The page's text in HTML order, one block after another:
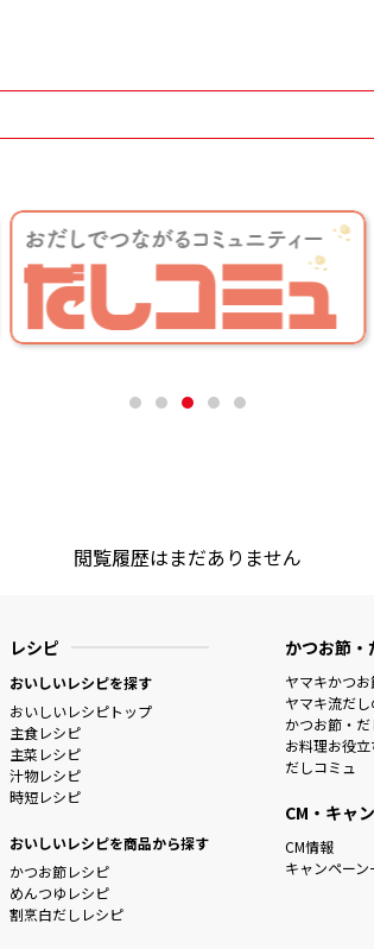
閲覧履歴はまだありません
レシピ
おいしいレシピを探す
おいしいレシピトップ
主食レシピ
主菜レシピ
汁物レシピ
時短レシピ
おいしいレシピを商品から探す
かつお節レシピ
めんつゆレシピ
割烹白だしレシピ
かつお節・
ヤマキかつ
ヤマキ流だ
かつお節・
お料理お役
だしコミュ
CM・キャ
CM情報
キャンペーン